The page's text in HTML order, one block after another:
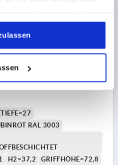
GR.4
RAL 3003
H2=37,2
GRIFFHÖHE=72,8